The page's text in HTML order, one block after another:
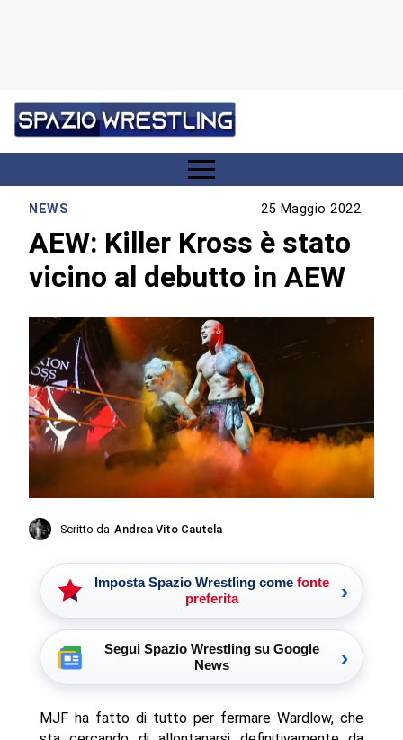
NEWS 25 Maggio 2022
AEW: Killer Kross è stato
vicino al debutto in AEW
Scritto da Andrea Vito Cautela
Imposta Spazio Wrestling come fonte
preferita
›
Segui Spazio Wrestling su Google
News
›
MJF ha fatto di tutto per fermare Wardlow, che